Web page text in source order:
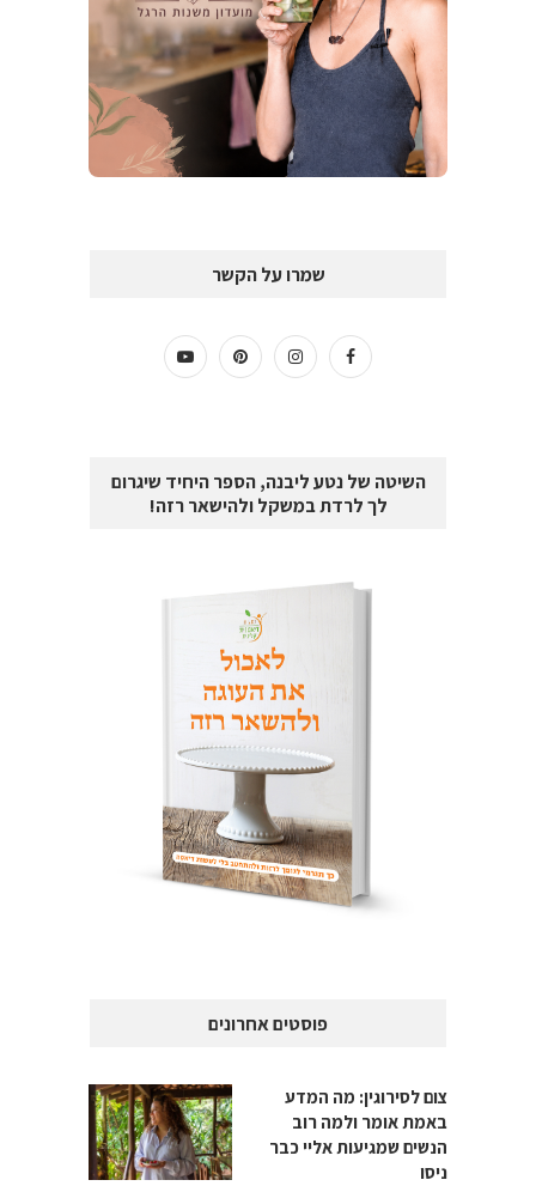
שמרו על הקשר
השיטה של נטע ליבנה, הספר היחיד שיגרום
לך לרדת במשקל ולהישאר רזה!
פוסטים אחרונים
צום לסירוגין: מה המדע
באמת אומר ולמה רוב
הנשים שמגיעות אליי כבר
ניסו